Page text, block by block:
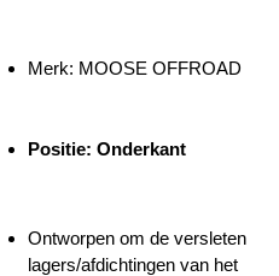
Merk: MOOSE OFFROAD
Positie: Onderkant
Ontworpen om de versleten
lagers/afdichtingen van het